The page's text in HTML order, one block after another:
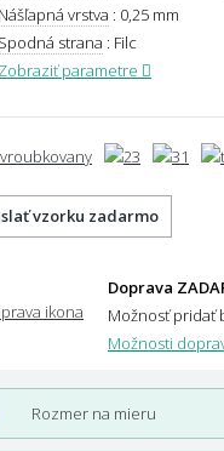
Nášľapná vrstva : 0,25 mm
Spodná strana : Filc
Zobraziť parametre
vzorku zadarmo
Doprava
Možnosť pridať
Možnosti
Rozmer na mieru